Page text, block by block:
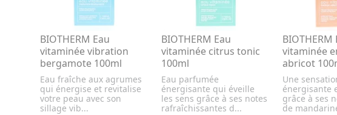
BIOTHERM Eau
vitaminée vibration
bergamote 100ml
Eau fraîche aux agrumes
qui énergise et revitalise
votre peau avec son
sillage vib...
BIOTHERM Eau
vitaminée citrus tonic
100ml
Eau parfumée
énergisante qui éveille
les sens grâce à ses notes
rafraîchissantes d...
BIOTHERM
vitaminée
abricot
Une
énergisante
grâce à ses
de